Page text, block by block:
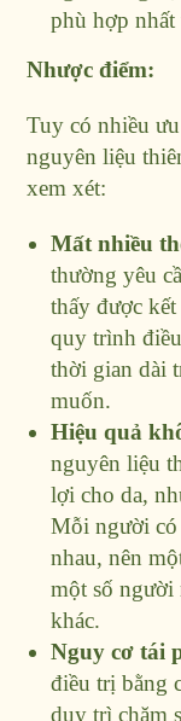
phù hợp nhất
Nhược điểm:
Tuy có nhiều
nguyên liệu
xem xét:
Mất nhiều
thường yêu
thấy được
quy trình
thời gian dài
muốn.
Hiệu quả
nguyên liệu
lợi cho da,
Mỗi người có
nhau, nên
một số
khác.
Nguy cơ tái
điều trị bằng
duy trì chăm